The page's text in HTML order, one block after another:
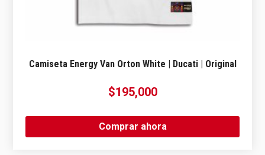
Camiseta Energy Van Orton White | Ducati | Original
$195,000
Comprar ahora